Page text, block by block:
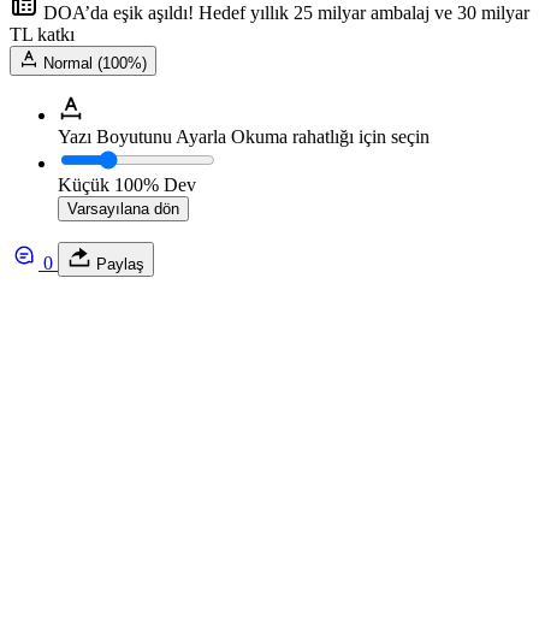
DOA’da eşik aşıldı! Hedef yıllık 25 milyar ambalaj ve 30 milyar
TL katkı
Normal (100%)
Yazı Boyutunu Ayarla Okuma rahatlığı için seçin
Küçük 100% Dev
Varsayılana dön
0 Paylaş